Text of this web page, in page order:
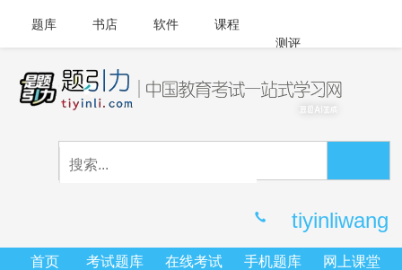
题库 书店 软件
课程
测评
APP下载
tiyinliwang
首页 考试题库 在线考试 手机题库 网上课堂